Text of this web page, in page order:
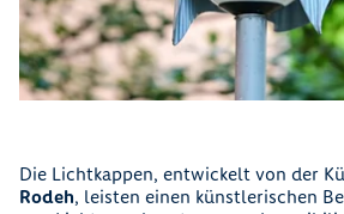
Die Lichtkappen, entwickelt von der
Rodeh, leisten einen künstlerischen